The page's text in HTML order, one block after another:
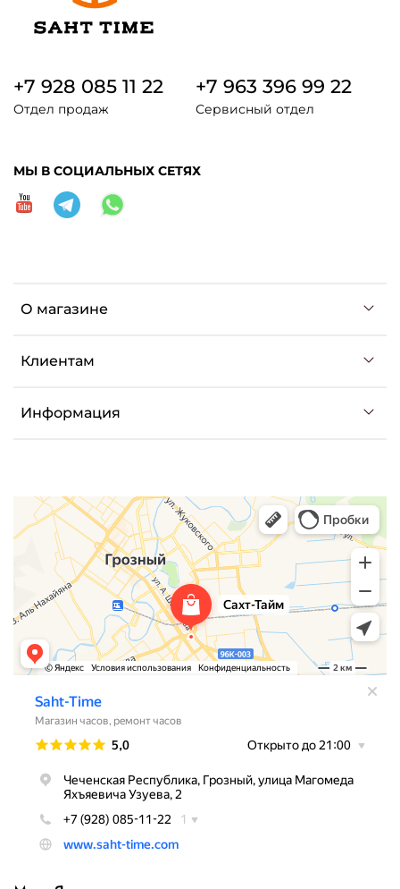
О магазине
Клиентам
Информация
+7 928 085 11 22
Отдел продаж
+7 963 396 99 22
Сервисный отдел
МЫ В СОЦИАЛЬНЫХ СЕТЯХ